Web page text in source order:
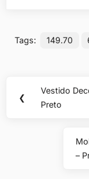
Tags: 149.70
Navegação
de
❮
Previous
Post:
Vestido
Preto
–